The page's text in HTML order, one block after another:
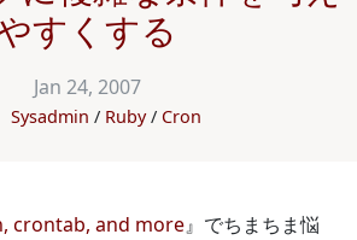
すくする
Jan 24, 2007
Sysadmin Ruby Cron
crontab, and more』でちまちま悩